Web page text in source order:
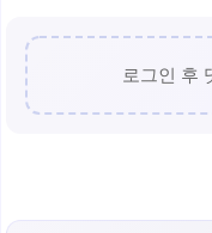
로그인 후